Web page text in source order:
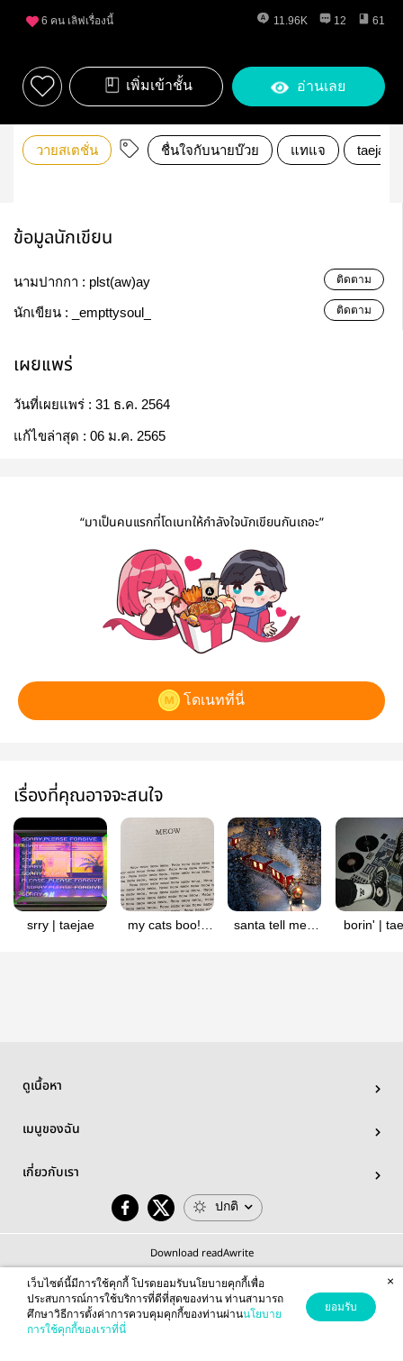
6 คน เลิฟเรื่องนี้ 11.96K 12 61
เพิ่มเข้าชั้น อ่านเลย
วายสเตชั่น ชื่นใจกับนายบ๊วย แทแจ taejae
ข้อมูลนักเขียน
นามปากกา : plst(aw)ay ติดตาม
นักเขียน : _empttysoul_ ติดตาม
เผยแพร่
วันที่เผยแพร่ : 31 ธ.ค. 2564
แก้ไขล่าสุด : 06 ม.ค. 2565
“มาเป็นคนแรกที่โดเนทให้กำลังใจนักเขียนกันเถอะ”
โดเนทที่นี่
เรื่องที่คุณอาจจะสนใจ
srry | taejae
my cats boo! |
santa tell me -
borin' |
ดูเนื้อหา
เมนูของฉัน
เกี่ยวกับเรา
ปกติ
Download readAwrite
© 2026 readAwrite.com by MEB Corporation Public Company Limited
This site is protected by reCAPTCHA and the Google
เว็บไซต์นี้มีการใช้คุกกี้ โปรดยอมรับนโยบายคุกกี้เพื่อ
ประสบการณ์การใช้บริการที่ดีที่สุดของท่าน ท่านสามารถ
ศึกษาวิธีการตั้งค่าการควบคุมคุกกี้ของท่านผ่านนโยบาย
การใช้คุกกี้ของเราที่นี่
ยอมรับ
×